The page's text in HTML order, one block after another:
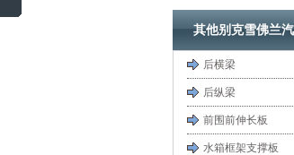
其他别克雪佛兰
后横梁
后纵梁
前围前伸长板
水箱框架支撑板